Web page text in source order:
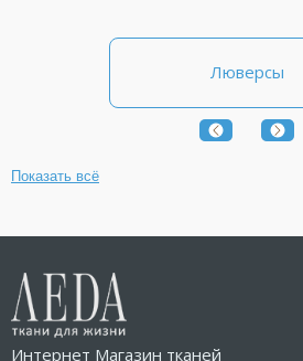
Люверсы
Показать всё
Интернет Магазин тканей